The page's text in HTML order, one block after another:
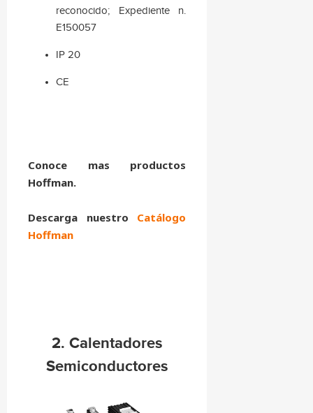
reconocido; Expediente n.
E150057
IP 20
CE
Conoce mas productos
Hoffman.
Descarga nuestro Catálogo
Hoffman
2. Calentadores
Semiconductores